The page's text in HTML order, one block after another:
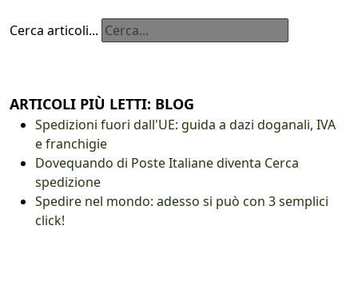
Cerca articoli...
ARTICOLI PIÙ LETTI: BLOG
Spedizioni fuori dall'UE: guida a dazi doganali, IVA
e franchigie
Dovequando di Poste Italiane diventa Cerca
spedizione
Spedire nel mondo: adesso si può con 3 semplici
click!